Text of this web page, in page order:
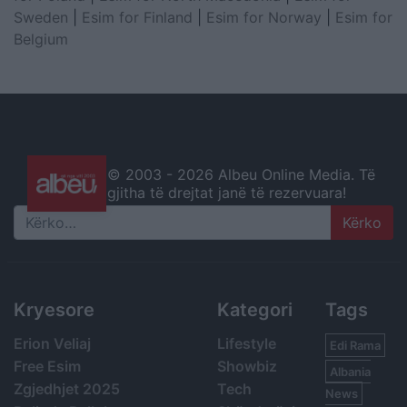
Sweden
Esim for Finland Esim for Norway
Esim for
Belgium
© 2003 - 2026 Albeu Online Media. Të
gjitha të drejtat janë të rezervuara!
Search
Kryesore
Erion Veliaj
Free Esim
Zgjedhjet 2025
Kategori
Lifestyle
Showbiz
Tech
Tags
Edi Rama
Albania
News